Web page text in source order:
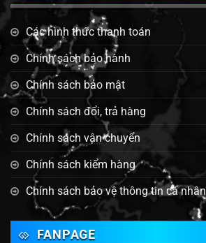
Các hình thức thanh toán
Chính sách bảo hành
Chính sách bảo mật
Chính sách đổi, trả hàng
Chính sách vận chuyển
Chính sách kiểm hàng
Chính sách bảo vệ thông tin cá nhân
FANPAGE